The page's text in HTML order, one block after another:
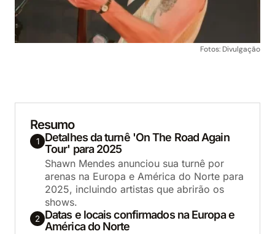
Fotos: Divulgação
Resumo
1
Detalhes da turnê 'On The Road Again
Tour' para 2025
Shawn Mendes anunciou sua turnê por
arenas na Europa e América do Norte para
2025, incluindo artistas que abrirão os
shows.
2 Datas e locais confirmados na Europa e
América do Norte